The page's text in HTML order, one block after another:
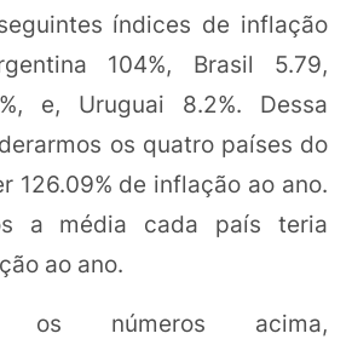
índices de inflação
104%, Brasil 5.79,
e, Uruguai 8.2%. Dessa
os quatro países do
126.09% de inflação ao ano.
a média cada país teria
ao ano.
os números acima,